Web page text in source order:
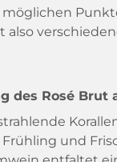
des Rosé Brut
und